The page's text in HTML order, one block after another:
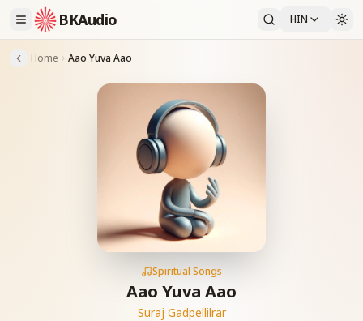
BKAudio HIN
Home Aao Yuva Aao
Spiritual Songs
Aao Yuva Aao
Suraj Gadpellilrar